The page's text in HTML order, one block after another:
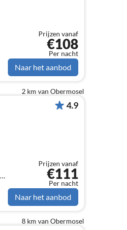
Prijzen vanaf
€108
Per nacht
Naar het aanbod
2 km van Obermosel
4.9
Prijzen vanaf
€111
Per nacht
Naar het aanbod
8 km van Obermosel